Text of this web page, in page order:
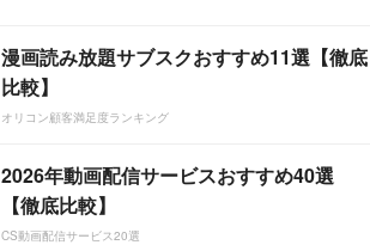
漫画読み放題サブスクおすすめ11選【徹底
比較】
オリコン顧客満足度ランキング
2026年動画配信サービスおすすめ40選
【徹底比較】
CS動画配信サービス20選